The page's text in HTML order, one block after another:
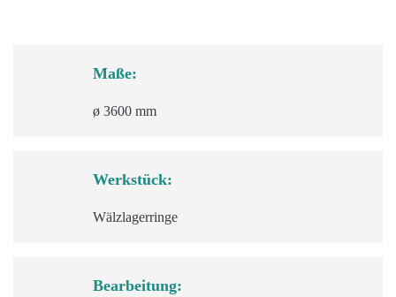
Maße:
ø 3600 mm
Werkstück:
Wälzlagerringe
Bearbeitung: